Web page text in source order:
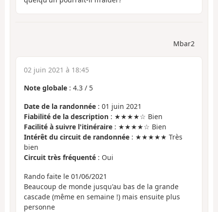
Mbar2
02 juin 2021 à 18:45
Note globale : 4.3 / 5
Date de la randonnée : 01 juin 2021
Fiabilité de la description : ★★★★☆ Bien
Facilité à suivre l'itinéraire : ★★★★☆ Bien
Intérêt du circuit de randonnée : ★★★★★ Très
bien
Circuit très fréquenté : Oui
Rando faite le 01/06/2021
Beaucoup de monde jusqu'au bas de la grande
cascade (même en semaine !) mais ensuite plus
personne